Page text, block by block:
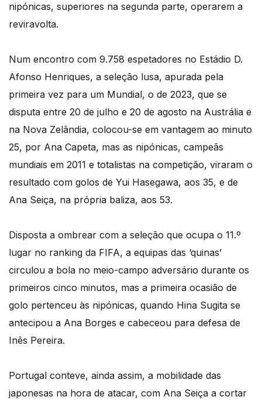
nipónicas, superiores na segunda parte, operarem a
reviravolta.
Num encontro com 9.758 espetadores no Estádio D.
Afonso Henriques, a seleção lusa, apurada pela
primeira vez para um Mundial, o de 2023, que se
disputa entre 20 de julho e 20 de agosto na Austrália e
na Nova Zelândia, colocou-se em vantagem ao minuto
25, por Ana Capeta, mas as nipónicas, campeãs
mundiais em 2011 e totalistas na competição, viraram o
resultado com golos de Yui Hasegawa, aos 35, e de
Ana Seiça, na própria baliza, aos 53.
Disposta a ombrear com a seleção que ocupa o 11.º
lugar no ranking da FIFA, a equipas das ‘quinas’
circulou a bola no meio-campo adversário durante os
primeiros cinco minutos, mas a primeira ocasião de
golo pertenceu às nipónicas, quando Hina Sugita se
antecipou a Ana Borges e cabeceou para defesa de
Inês Pereira.
Portugal conteve, ainda assim, a mobilidade das
japonesas na hora de atacar, com Ana Seiça a cortar